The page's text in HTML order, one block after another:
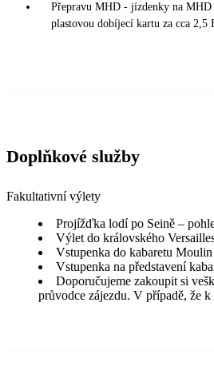
Přepravu MHD - jízdenky na MHD
plastovou dobíjecí kartu za cca 2,5
Doplňkové služby
Fakultativní výlety
Projížďka lodí po Seině –
Výlet do královského
Vstupenka do kabaretu
Vstupenka na představení
Doporučujeme zakoupit si
průvodce zájezdu. V případě, že